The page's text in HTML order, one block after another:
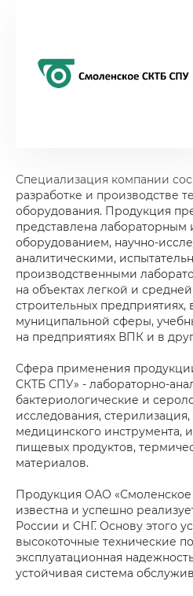
Специализация компании
разработке и производстве
оборудования. Продукция
представлена
оборудованием, научно-
аналитическими,
производственными
на объектах легкой и
строительных предприятиях,
муниципальной сферы,
на предприятиях ВПК и в
Сфера применения
СКТБ СПУ» - лабораторно-
бактериологические и
исследования,
медицинского инструмента,
пищевых продуктов,
материалов.
Продукция ОАО
известна и успешно
России и СНГ. Основу этого
высокоточные технические
эксплуатационная
устойчивая система